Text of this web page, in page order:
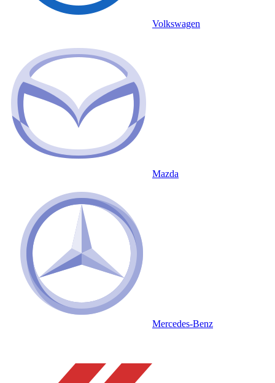
Volkswagen
Mazda
Mercedes-Benz